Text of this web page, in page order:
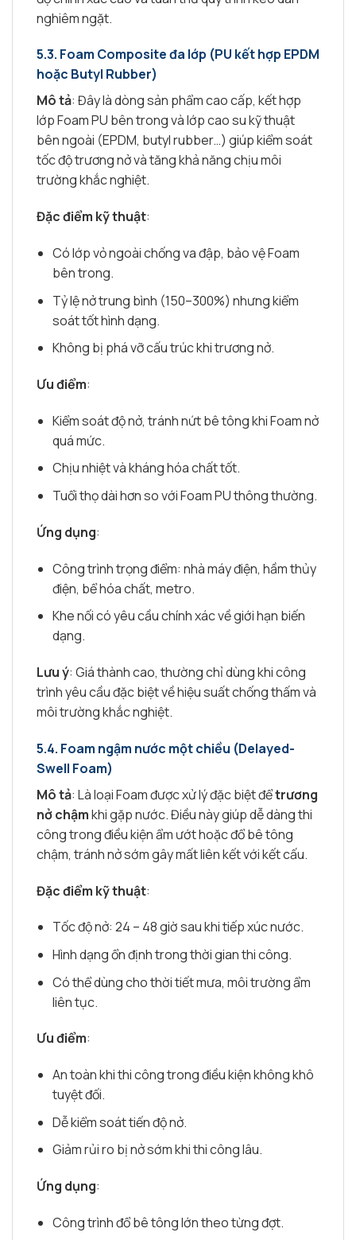
nghiêm ngặt.
5.3. Foam Composite đa lớp (PU kết hợp EPDM
hoặc Butyl Rubber)
Mô tả: Đây là dòng sản phẩm cao cấp, kết hợp
lớp Foam PU bên trong và lớp cao su kỹ thuật
bên ngoài (EPDM, butyl rubber…) giúp kiểm soát
tốc độ trương nở và tăng khả năng chịu môi
trường khắc nghiệt.
Đặc điểm kỹ thuật:
Có lớp vỏ ngoài chống va đập, bảo vệ Foam
bên trong.
Tỷ lệ nở trung bình (150–300%) nhưng kiểm
soát tốt hình dạng.
Không bị phá vỡ cấu trúc khi trương nở.
Ưu điểm:
Kiểm soát độ nở, tránh nứt bê tông khi Foam nở
quá mức.
Chịu nhiệt và kháng hóa chất tốt.
Tuổi thọ dài hơn so với Foam PU thông thường.
Ứng dụng:
Công trình trọng điểm: nhà máy điện, hầm thủy
điện, bể hóa chất, metro.
Khe nối có yêu cầu chính xác về giới hạn biến
dạng.
Lưu ý: Giá thành cao, thường chỉ dùng khi công
trình yêu cầu đặc biệt về hiệu suất chống thấm và
môi trường khắc nghiệt.
5.4. Foam ngậm nước một chiều (Delayed-
Swell Foam)
Mô tả: Là loại Foam được xử lý đặc biệt đểtrương
nở chậmkhi gặp nước. Điều này giúp dễ dàng thi
công trong điều kiện ẩm ướt hoặc đổ bê tông
chậm, tránh nở sớm gây mất liên kết với kết cấu.
Đặc điểm kỹ thuật:
Tốc độ nở: 24 – 48 giờ sau khi tiếp xúc nước.
Hình dạng ổn định trong thời gian thi công.
Có thể dùng cho thời tiết mưa, môi trường ẩm
liên tục.
Ưu điểm:
An toàn khi thi công trong điều kiện không khô
tuyệt đối.
Dễ kiểm soát tiến độ nở.
Giảm rủi ro bị nở sớm khi thi công lâu.
Ứng dụng:
Công trình đổ bê tông lớn theo từng đợt.